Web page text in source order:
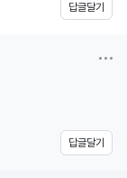
답글달기
답글달기